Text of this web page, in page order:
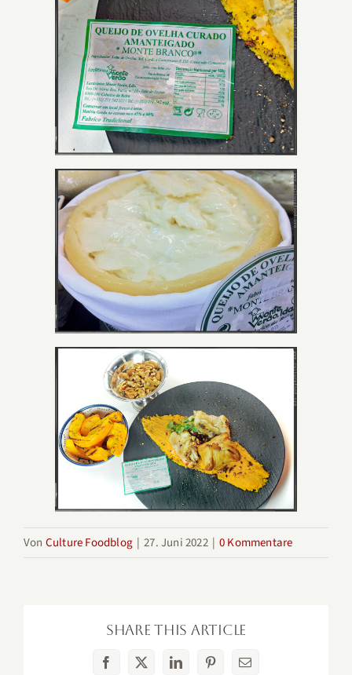
Von Culture Foodblog | 27. Juni 2022 | 0 Kommentare
Share This Article
Facebook
X LinkedInPinterest
E-